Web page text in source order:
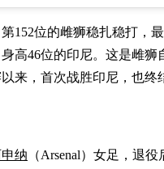
152位的雌狮稳扎稳打，
高46位的印尼。这是雌狮
来，首次战胜印尼，也终
申纳 （Arsenal）女足，退役